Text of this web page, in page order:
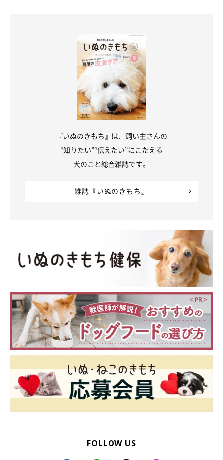
『いぬのきもち』は、飼い主さんの
“知りたい”“伝えたい”にこたえる
犬のこと総合雑誌です。
雑誌『いぬのきもち』
FOLLOW US